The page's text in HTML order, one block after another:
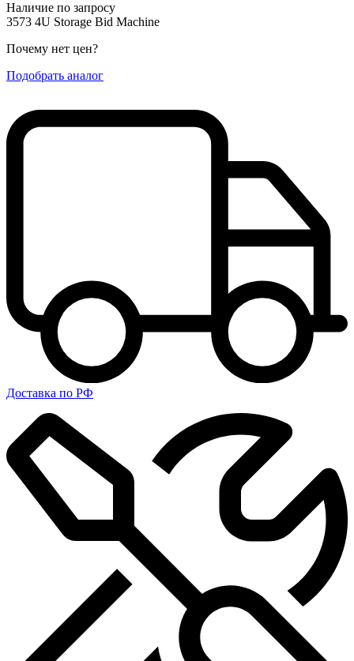
Наличие по запросу
3573 4U Storage Bid Machine
Почему нет цен?
Подобрать аналог
Доставка по РФ